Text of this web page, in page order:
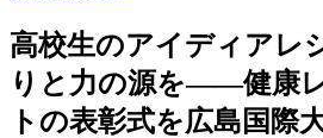
高校生のアイディアレ
りと力の源を――健康
トの表彰式を広島国際